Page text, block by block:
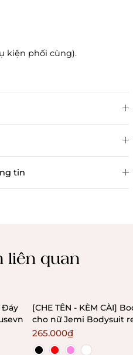
kiện phối cùng).
tin
liên quan
Đáy
[CHE TÊN - KÈM CÀI]
cho nữ Jemi Bodysuit
không gọng không
Bralettehousevn
265.000₫